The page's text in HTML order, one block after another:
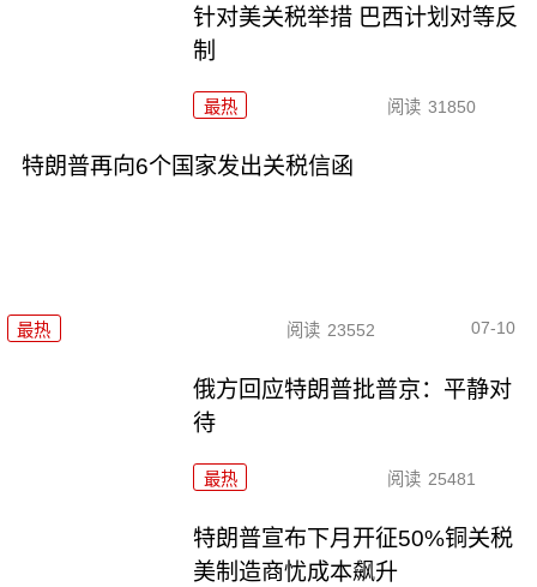
针对美关税举措 巴西计划对等反
制
最热 阅读 31850
特朗普再向6个国家发出关税信函
最热 阅读 23552 07-10
俄方回应特朗普批普京：平静对
待
最热 阅读 25481
特朗普宣布下月开征50%铜关税
美制造商忧成本飙升